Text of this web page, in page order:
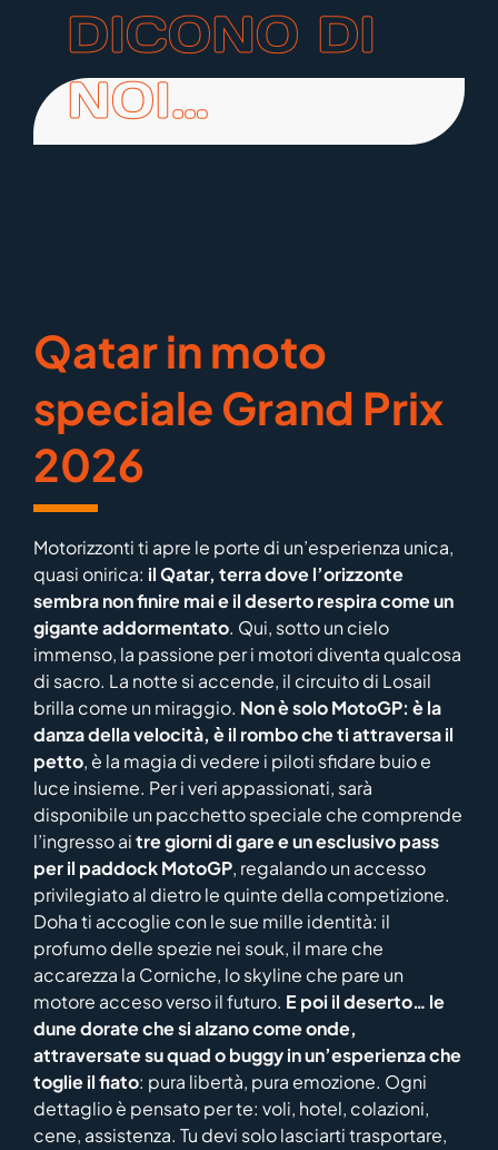
DICONO DI
NOI…
Qatar in moto
speciale Grand Prix
2026
Motorizzonti ti apre le porte di un’esperienza unica,
quasi onirica: il Qatar, terra dove l’orizzonte
sembra non finire mai e il deserto respira come un
gigante addormentato. Qui, sotto un cielo
immenso, la passione per i motori diventa qualcosa
di sacro. La notte si accende, il circuito di Losail
brilla come un miraggio. Non è solo MotoGP: è la
danza della velocità, è il rombo che ti attraversa il
petto, è la magia di vedere i piloti sfidare buio e
luce insieme. Per i veri appassionati, sarà
disponibile un pacchetto speciale che comprende
l’ingresso aitre giorni di gare e un esclusivo pass
per il paddock MotoGP, regalando un accesso
privilegiato al dietro le quinte della competizione.
Doha ti accoglie con le sue mille identità: il
profumo delle spezie nei souk, il mare che
accarezza la Corniche, lo skyline che pare un
motore acceso verso il futuro. E poi il deserto… le
dune dorate che si alzano come onde,
attraversate su quad o buggy in un’esperienza che
toglie il fiato: pura libertà, pura emozione. Ogni
dettaglio è pensato per te: voli, hotel, colazioni,
cene, assistenza. Tu devi solo lasciarti trasportare,